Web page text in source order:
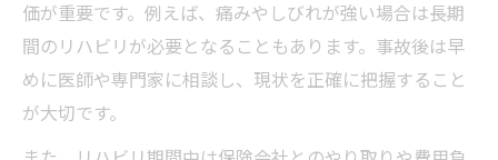
価が重要です。例えば、痛みやしびれが強い場合は長期
間のリハビリが必要となることもあります。事故後は早
めに医師や専門家に相談し、現状を正確に把握すること
が大切です。